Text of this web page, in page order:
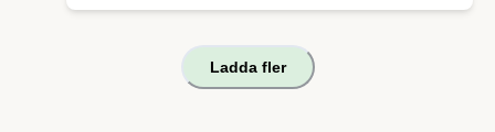
Ladda fler